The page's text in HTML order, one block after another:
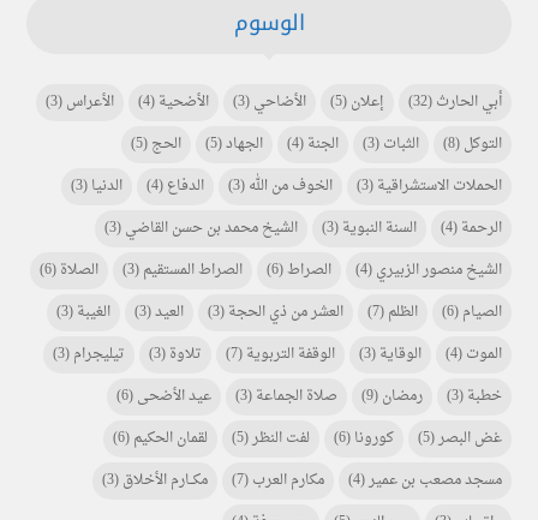
الوسوم
أبي الحارث(32) إعلان(5) الأضاحي(3) الأضحية(4) الأعراس(3)
التوكل(8) الثبات(3) الجنة(4) الجهاد(5) الحج(5)
الحملات الاستشراقية(3) الخوف من الله(3) الدفاع(4) الدنيا(3)
الرحمة(4) السنة النبوية(3) الشيخ محمد بن حسن القاضي(3)
الشيخ منصور الزبيري(4) الصراط(6) الصراط المستقيم(3) الصلاة(6)
الصيام(6) الظلم(7) العشر من ذي الحجة(3) العيد(3) الغيبة(3)
الموت(4) الوقاية(3) الوقفة التربوية(7) تلاوة(3) تيليجرام(3)
خطبة(3) رمضان(9) صلاة الجماعة(3) عيد الأضحى(6)
غض البصر(5) كورونا(6) لفت النظر(5) لقمان الحكيم(6)
مسجد مصعب بن عمير(4) مكارم العرب(7) مكـــارم الأخلاق(3)